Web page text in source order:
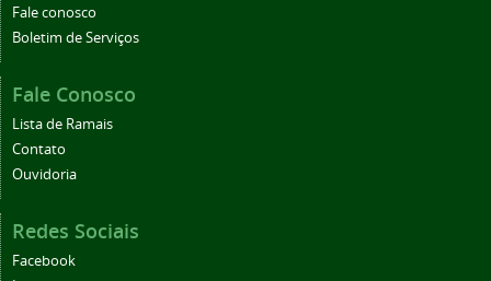
Fale conosco
Boletim de Serviços
Fale Conosco
Lista de Ramais
Contato
Ouvidoria
Redes Sociais
Facebook